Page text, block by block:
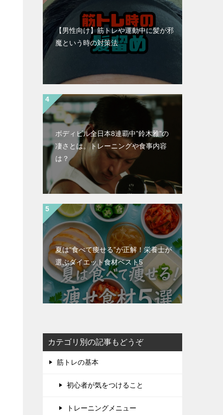
【男性向け】筋トレや運動中に髪が邪
魔という時の対策法
ボディビル全日本8連覇中”鈴木雅”の
凄さとは。トレーニングや食事内容
は？
夏は“食べて痩せる”が正解！栄養士が
選ぶダイエット食材ベスト5
カテゴリ別の記事もどうぞ
筋トレの基本
初心者が気をつけること
トレーニングメニュー